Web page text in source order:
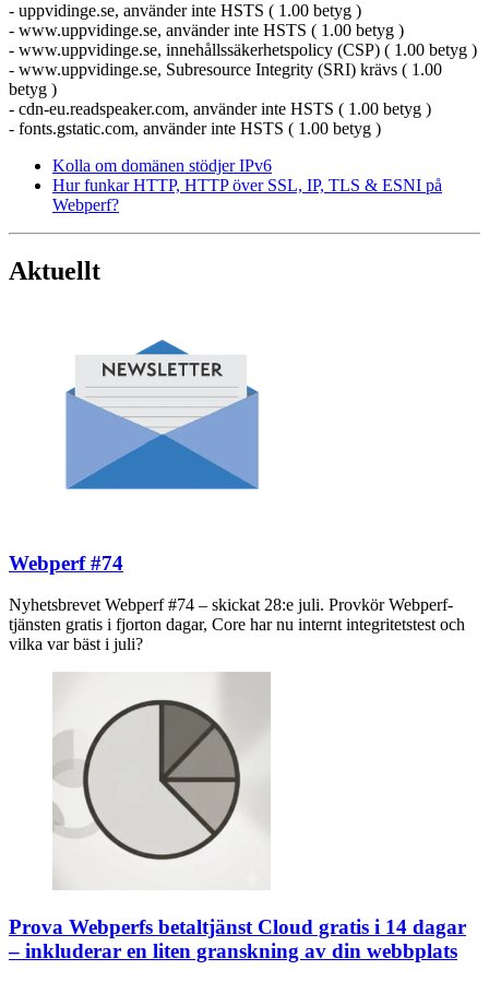
- uppvidinge.se, använder inte HSTS ( 1.00 betyg )
- www.uppvidinge.se, använder inte HSTS ( 1.00 betyg )
- www.uppvidinge.se, innehållssäkerhetspolicy (CSP) ( 1.00 betyg )
- www.uppvidinge.se, Subresource Integrity (SRI) krävs ( 1.00
betyg )
- cdn-eu.readspeaker.com, använder inte HSTS ( 1.00 betyg )
- fonts.gstatic.com, använder inte HSTS ( 1.00 betyg )
Kolla om domänen stödjer IPv6
Hur funkar HTTP, HTTP över SSL, IP, TLS & ESNI på
Webperf?
Aktuellt
Webperf #74
Nyhetsbrevet Webperf #74 – skickat 28:e juli. Provkör Webperf-
tjänsten gratis i fjorton dagar, Core har nu internt integritetstest och
vilka var bäst i juli?
Prova Webperfs betaltjänst Cloud gratis i 14 dagar
– inkluderar en liten granskning av din webbplats